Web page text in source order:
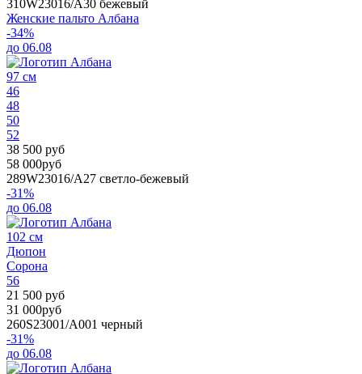
310W23016/A30 бежевый
Женские пальто Албана
-34%
до 06.08
97 см
46
48
50
52
38 500 руб
58 000руб
289W23016/A27 светло-бежевый
-31%
до 06.08
102 см
Дюпон
Сорона
56
21 500 руб
31 000руб
260S23001/A001 черный
-31%
до 06.08